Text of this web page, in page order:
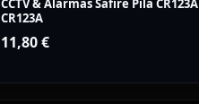
CCTV & Alarmas Safire Pila CR123A
CR123A
11,80€